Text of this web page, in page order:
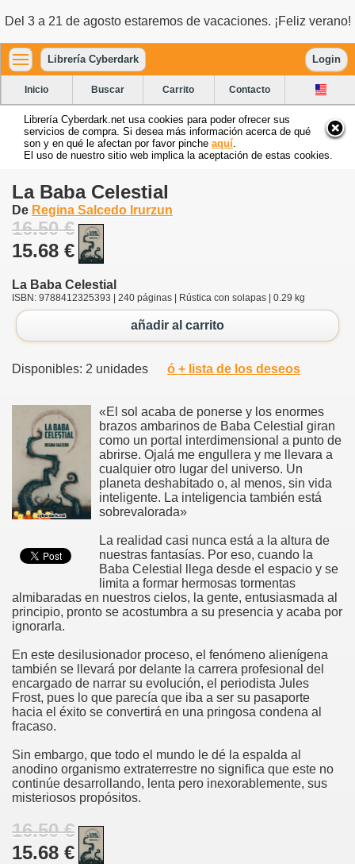
Del 3 a 21 de agosto estaremos de vacaciones. ¡Feliz verano!
Librería Cyberdark Login
Inicio Buscar Carrito Contacto
Librería Cyberdark.net usa cookies para poder ofrecer sus
servicios de compra. Si desea más información acerca de qué
son y en qué le afectan por favor pinche aquí
El uso de nuestro sitio web implica la aceptación de estas cookies.
La Baba Celestial
De Regina Salcedo Irurzun
16.50 €
15.68 €
La Baba Celestial
ISBN: 9788412325393 | 240 páginas | Rústica con solapas | 0.29 kg
añadir al carrito
Disponibles: 2 unidades ó + lista de los deseos
«El sol acaba de ponerse y los enormes
brazos ambarinos de Baba Celestial giran
como un portal interdimensional a punto de
abrirse. Ojalá me engullera y me llevara a
cualquier otro lugar del universo. Un
planeta deshabitado o, al menos, sin vida
inteligente. La inteligencia también está
sobrevalorada»
La realidad casi nunca está a la altura de
nuestras fantasías. Por eso, cuando la
Baba Celestial llega desde el espacio y se
limita a formar hermosas tormentas
almibaradas en nuestros cielos, la gente, entusiasmada al
principio, pronto se acostumbra a su presencia y acaba por
ignorarla.
En este desilusionador proceso, el fenómeno alienígena
también se llevará por delante la carrera profesional del
encargado de narrar su evolución, el periodista Jules
Frost, pues lo que parecía que iba a ser su pasaporte
hacia el éxito se convertirá en una pringosa condena al
fracaso.
Sin embargo, que todo el mundo le dé la espalda al
anodino organismo extraterrestre no significa que este no
continúe desarrollando, lenta pero inexorablemente, sus
misteriosos propósitos.
16.50 €
15.68 €